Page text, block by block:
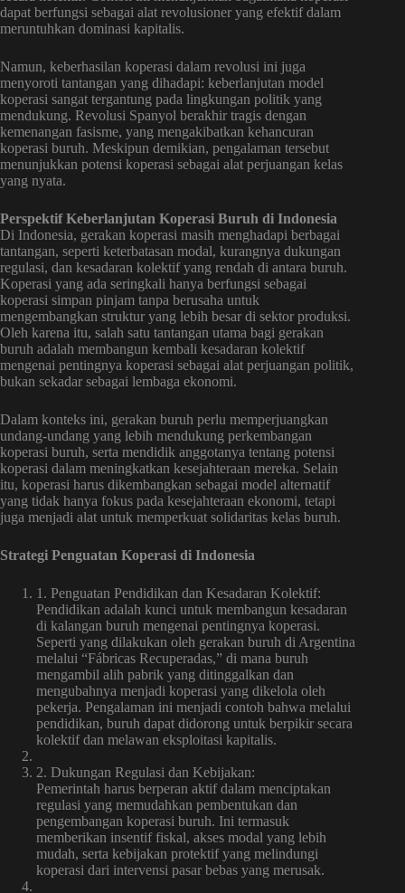
dapat berfungsi sebagai alat revolusioner yang efektif dalam
meruntuhkan dominasi kapitalis.
Namun, keberhasilan koperasi dalam revolusi ini juga
menyoroti tantangan yang dihadapi: keberlanjutan model
koperasi sangat tergantung pada lingkungan politik yang
mendukung. Revolusi Spanyol berakhir tragis dengan
kemenangan fasisme, yang mengakibatkan kehancuran
koperasi buruh. Meskipun demikian, pengalaman tersebut
menunjukkan potensi koperasi sebagai alat perjuangan kelas
yang nyata.
Perspektif Keberlanjutan Koperasi Buruh di Indonesia
Di Indonesia, gerakan koperasi masih menghadapi berbagai
tantangan, seperti keterbatasan modal, kurangnya dukungan
regulasi, dan kesadaran kolektif yang rendah di antara buruh.
Koperasi yang ada seringkali hanya berfungsi sebagai
koperasi simpan pinjam tanpa berusaha untuk
mengembangkan struktur yang lebih besar di sektor produksi.
Oleh karena itu, salah satu tantangan utama bagi gerakan
buruh adalah membangun kembali kesadaran kolektif
mengenai pentingnya koperasi sebagai alat perjuangan politik,
bukan sekadar sebagai lembaga ekonomi.
Dalam konteks ini, gerakan buruh perlu memperjuangkan
undang-undang yang lebih mendukung perkembangan
koperasi buruh, serta mendidik anggotanya tentang potensi
koperasi dalam meningkatkan kesejahteraan mereka. Selain
itu, koperasi harus dikembangkan sebagai model alternatif
yang tidak hanya fokus pada kesejahteraan ekonomi, tetapi
juga menjadi alat untuk memperkuat solidaritas kelas buruh.
Strategi Penguatan Koperasi di Indonesia
1. Penguatan Pendidikan dan Kesadaran Kolektif:
Pendidikan adalah kunci untuk membangun kesadaran
di kalangan buruh mengenai pentingnya koperasi.
Seperti yang dilakukan oleh gerakan buruh di Argentina
melalui “Fábricas Recuperadas,” di mana buruh
mengambil alih pabrik yang ditinggalkan dan
mengubahnya menjadi koperasi yang dikelola oleh
pekerja. Pengalaman ini menjadi contoh bahwa melalui
pendidikan, buruh dapat didorong untuk berpikir secara
kolektif dan melawan eksploitasi kapitalis.
2. Dukungan Regulasi dan Kebijakan:
Pemerintah harus berperan aktif dalam menciptakan
regulasi yang memudahkan pembentukan dan
pengembangan koperasi buruh. Ini termasuk
memberikan insentif fiskal, akses modal yang lebih
mudah, serta kebijakan protektif yang melindungi
koperasi dari intervensi pasar bebas yang merusak.